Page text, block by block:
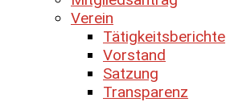
Verein
Tätigkeitsberichte
Vorstand
Satzung
Transparenz